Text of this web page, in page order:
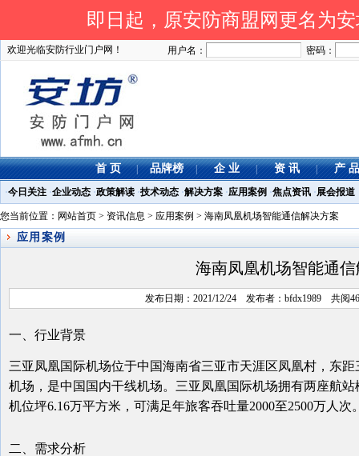
即日起，原安防商盟网更名
欢迎光临安防行业门户网！ 用户名： 密码：
首 页 | 品牌榜 | 企 业 | 资 讯 | 产 品
·今日关注 ·企业动态 ·政策解读 ·技术动态 ·解决方案 ·应用案例 ·焦点资讯 ·展会报道
您当前位置： 网站首页 > 资讯信息 > 应用案例 > 海南凤凰机场智能通信解决方案
应用案例
海南凤凰机场智能通
发布日期：2021/12/24 发布者：bfdx1989 共阅
一、行业背景
三亚凤凰国际机场位于中国海南省三亚市天涯区凤凰村，东
机场，是中国国内干线机场。三亚凤凰国际机场拥有两座航
机位坪6.16万平方米，可满足年旅客吞吐量2000至2500万人次
二、需求分析